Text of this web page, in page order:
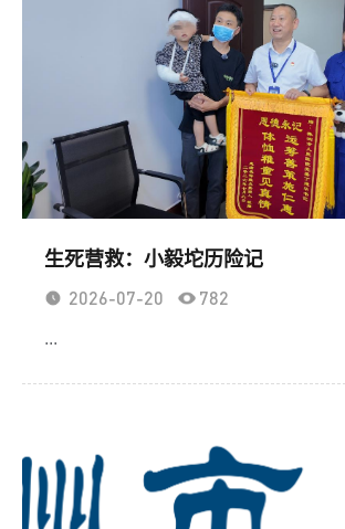
生死营救：小毅坨历险记
2026-07-20 782
...